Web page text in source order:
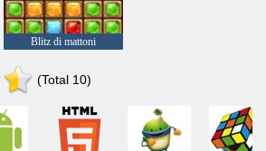
Blitz di mattoni
(Total 10)